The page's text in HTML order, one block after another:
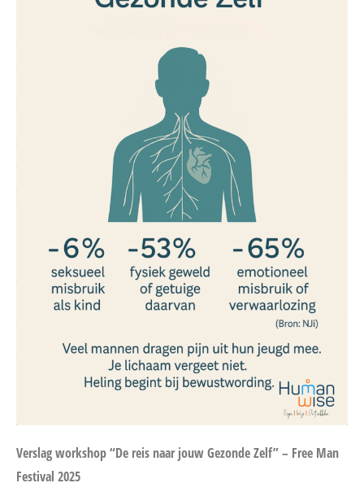
Verslag workshop “De reis naar jouw Gezonde Zelf” – Free Man
Festival 2025